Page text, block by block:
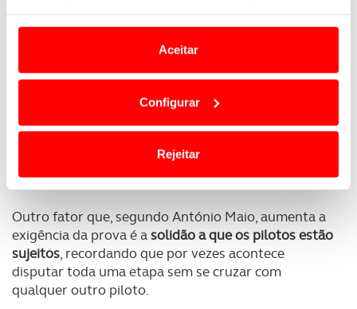
e anúncios de modo a promover produtos e/ou serviços.
Em alguns casos, a utilização destas tecnologias
termos e a todo o tempo as suas preferências e limitando
o acesso a informações durante a navegação no
funcionalidades de redes sociais, bem como para
analisar dados de navegação no nosso website.
Adicionalmente partilhamos informação, relativa à sua
utilização do nosso site de publicidade e de análise, com
Aceitar
Configurar
Rejeitar
Outro fator que, segundo António Maio, aumenta a
exigência da prova é asolidão a que os pilotos estão
sujeitos, recordando que por vezes acontece
disputar toda uma etapa sem se cruzar com
qualquer outro piloto.